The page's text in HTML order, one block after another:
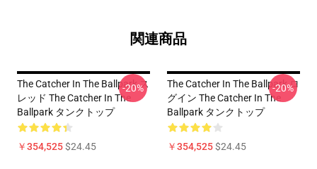
関連商品
The Catcher In The Ballpark ス
レッド The Catcher In The
Ballpark タンクトップ
￥354,525$24.45
-20%
The Catcher In The Ballpark ロ
グイン The Catcher In The
Ballpark タンクトップ
￥354,525$24.45
-20%